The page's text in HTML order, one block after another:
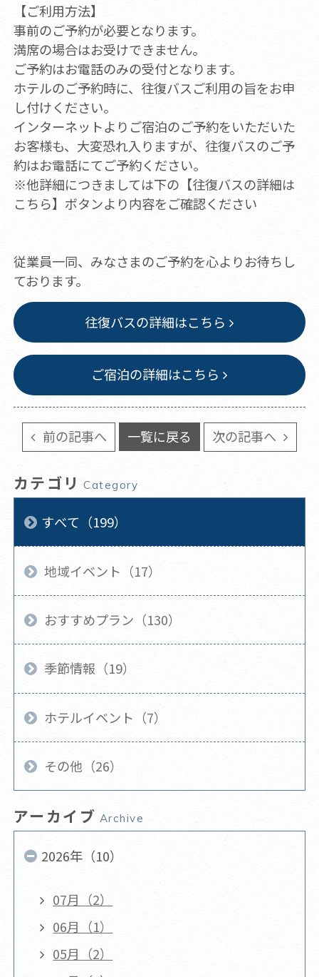
【ご利用方法】
事前のご予約が必要となります。
満席の場合はお受けできません。
ご予約はお電話のみの受付となります。
ホテルのご予約時に、往復バスご利用の旨をお申
し付けください。
インターネットよりご宿泊のご予約をいただいた
お客様も、大変恐れ入りますが、往復バスのご予
約はお電話にてご予約ください。
※他詳細につきましては下の【往復バスの詳細は
こちら】ボタンより内容をご確認ください
従業員一同、みなさまのご予約を心よりお待ちし
ております。
往復バスの詳細はこちら
ご宿泊の詳細はこちら
前の記事へ 一覧に戻る 次の記事へ
カテゴリ Category
すべて（199）
地域イベント（17）
おすすめプラン（130）
季節情報（19）
ホテルイベント（7）
その他（26）
アーカイブ Archive
2026年（10）
07月（2）
06月（1）
05月（2）